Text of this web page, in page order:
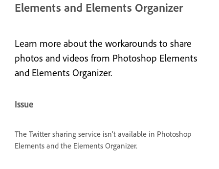
Elements and Elements Organizer
Learn more about the workarounds to share
photos and videos from Photoshop Elements
and Elements Organizer.
Issue
The Twitter sharing service isn’t available in Photoshop
Elements and the Elements Organizer.